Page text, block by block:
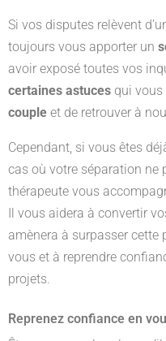
Si vos disputes relèvent
toujours vous apporter un
avoir exposé toutes vos
certaines astuces qui
couple et de retrouver à
Cependant, si vous êtes
cas où votre séparation ne
thérapeute vous
Il vous aidera à convertir
amènera à surpasser cette
vous et à reprendre
projets.
Reprenez confiance en